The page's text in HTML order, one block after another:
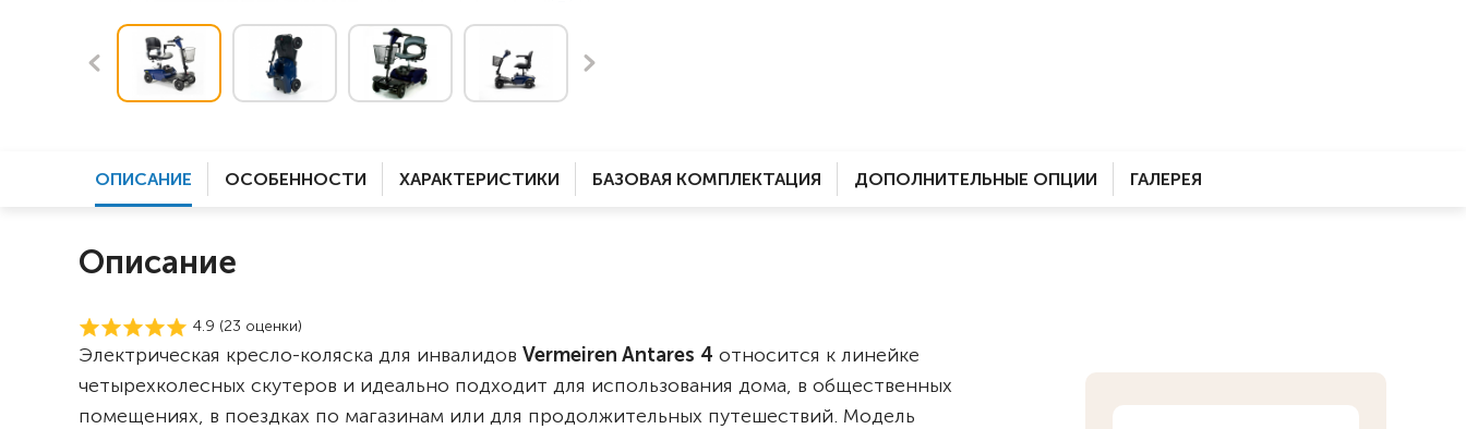
электроприводом
Скутеры
Оборудование с туалетом
колясок
Вертикализаторы
Кровати для дома
Кислородное оборудование
Для бассейна
Для ванны
Для дома
ОПИСАНИЕ ОСОБЕННОСТИ ХАРАКТЕРИСТИКИ БАЗОВАЯ КОМПЛЕКТАЦИЯ ДОПОЛНИТЕЛЬНЫЕ ОПЦИИ ГАЛЕРЕЯ
Описание
4.9 (23 оценки)
Электрическая кресло-коляска для инвалидов Vermeiren Antares 4 относится к линейке
четырехколесных скутеров и идеально подходит для использования дома, в общественных
помещениях, в поездках по магазинам или для продолжительных путешествий. Модель